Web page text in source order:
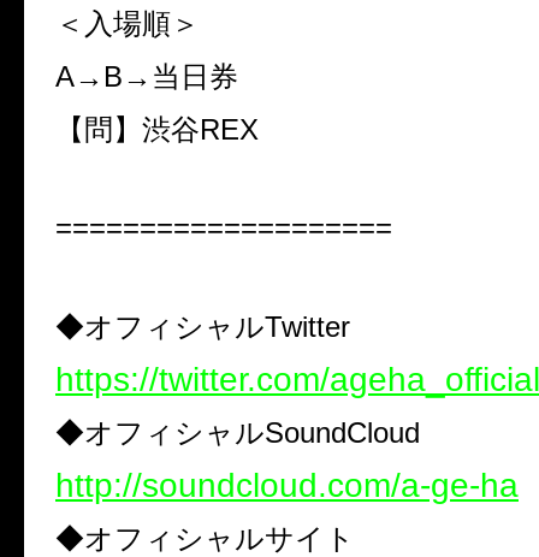
＜入場順＞
A→ B→ 当日券
【問】渋谷REX
====================
◆オフィシャルTwitter
https://twitter.com/ageha_official
◆オフィシャルSoundCloud
http://soundcloud.com/a-ge-ha
◆オフィシャルサイト